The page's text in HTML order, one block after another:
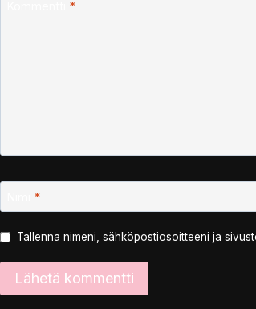
*
*
Tallenna nimeni, sähköpostiosoitteeni ja